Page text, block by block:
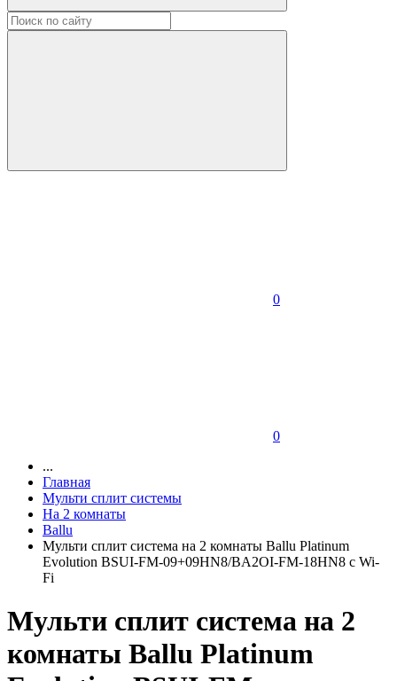
0
0
...
Главная
Мульти сплит системы
На 2 комнаты
Ballu
Мульти сплит система на 2 комнаты Ballu Platinum
Evolution BSUI-FM-09+09HN8/BA2OI-FM-18HN8 c Wi-
Fi
Мульти сплит система на 2
комнаты Ballu Platinum